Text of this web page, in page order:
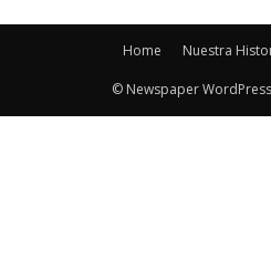
Home Nuestra
© Newspaper